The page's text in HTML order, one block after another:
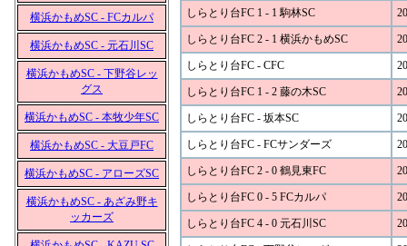
横浜かもめSC - FCカルパ
横浜かもめSC - 元石川SC
横浜かもめSC - 下野谷レッ
グス
横浜かもめSC - 本牧少年SC
横浜かもめSC - 大豆戸FC
横浜かもめSC - アローズSC
横浜かもめSC - あざみ野キ
ッカーズ
しらとり台FC 1 - 1 駒林SC
しらとり台FC 2 - 1 横浜かもめSC
しらとり台FC - CFC
しらとり台FC 1 - 2 藤の木SC
しらとり台FC - 坂本SC
しらとり台FC - FCサンダーズ
しらとり台FC 2 - 0 鶴見東FC
しらとり台FC 0 - 5 FCカルパ
しらとり台FC 4 - 0 元石川SC